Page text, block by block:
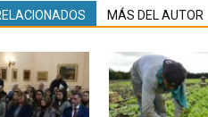
MÁS DEL AUTOR